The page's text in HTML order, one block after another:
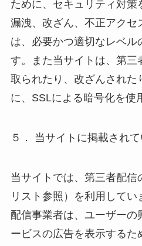
ために、セキュリティ対策
漏洩、改ざん、不正アクセ
は、必要かつ適切なレベル
す。また当サイトは、第三
取られたり、改ざんされた
に、SSLによる暗号化を使
５． 当サイトに掲載され
当サイトでは、第三者配信
リスト参照）を利用して
配信事業者は、ユーザーの
ービスの広告を表示するた